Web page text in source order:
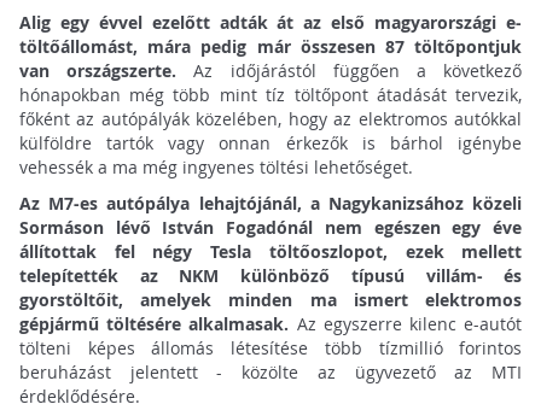
Alig egy évvel ezelőtt adták át az első magyarországi e-
töltőállomást, mára pedig már összesen 87 töltőpontjuk
van országszerte. Az időjárástól függően a következő
hónapokban még több mint tíz töltőpont átadását tervezik,
főként az autópályák közelében, hogy az elektromos autókkal
külföldre tartók vagy onnan érkezők is bárhol igénybe
vehessék a ma még ingyenes töltési lehetőséget.
Az M7-es autópálya lehajtójánál, a Nagykanizsához közeli
Sormáson lévő István Fogadónál nem egészen egy éve
állítottak fel négy Tesla töltőoszlopot, ezek mellett
telepítették az NKM különböző típusú villám- és
gyorstöltőit, amelyek minden ma ismert elektromos
gépjármű töltésére alkalmasak. Az egyszerre kilenc e-autót
tölteni képes állomás létesítése több tízmillió forintos
beruházást jelentett - közölte az ügyvezető az MTI
érdeklődésére.